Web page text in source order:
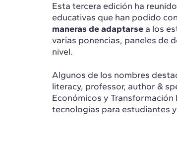
Esta tercera edición ha
educativas que han podido
maneras de adaptarsea los
varias ponencias, paneles de
nivel.
Algunos de los nombres
literacy, professor, author &
Económicos y
tecnologías para estudiantes